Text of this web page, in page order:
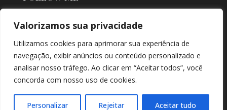
Valorizamos sua privacidade
Utilizamos cookies para aprimorar sua experiência de
navegação, exibir anúncios ou conteúdo personalizado e
analisar nosso tráfego. Ao clicar em “Aceitar todos”, você
concorda com nosso uso de cookies.
Personalizar Rejeitar Aceitar tudo
SOLUÇÕES DIGITAIS |
CRIAÇÃO DE SITES